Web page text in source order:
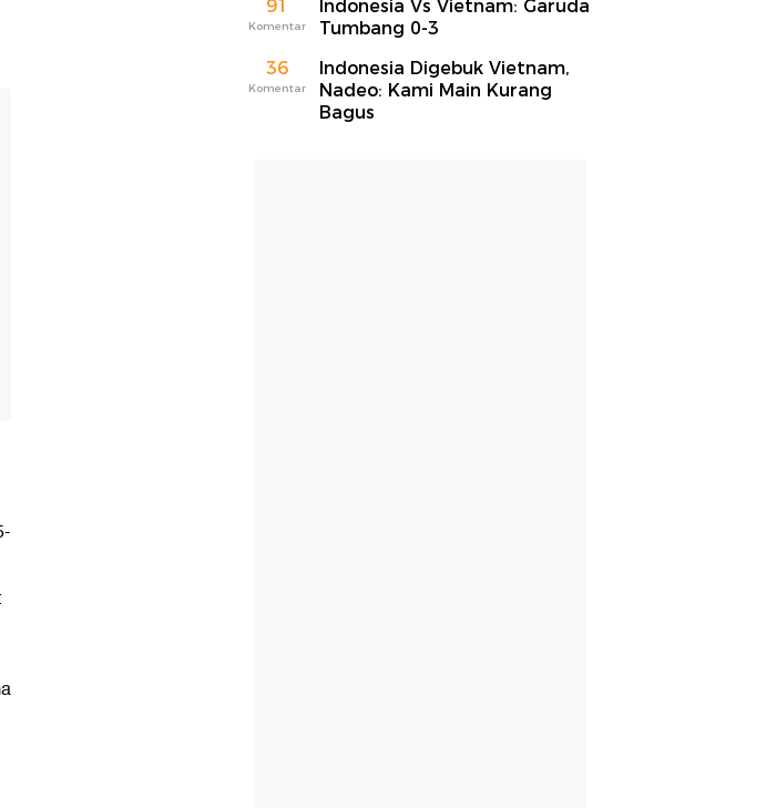
91
Komentar
Indonesia Vs Vietnam: Garuda
Tumbang 0-3
36
Komentar
Indonesia Digebuk Vietnam,
Nadeo: Kami Main Kurang
Bagus